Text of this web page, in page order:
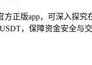
正版app，可深入探
，保障资金安全与